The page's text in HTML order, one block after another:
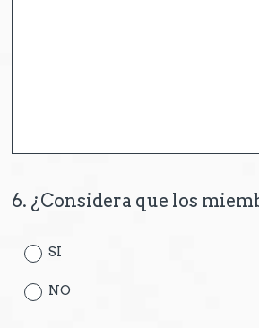
Question
6. ¿Considera que los
SI
NO